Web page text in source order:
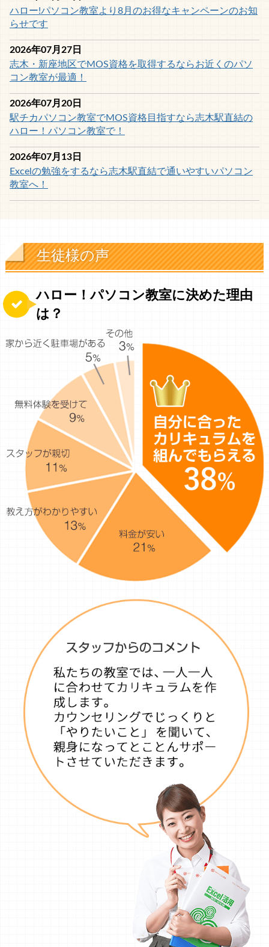
ハロー!パソコン教室より8月のお得なキャンペーンのお知
らせです
2026年07月27日
志木・新座地区でMOS資格を取得するならお近くのパソ
コン教室が最適！
2026年07月20日
駅チカパソコン教室でMOS資格目指すなら志木駅直結の
ハロー！パソコン教室で！
2026年07月13日
Excelの勉強をするなら志木駅直結で通いやすいパソコン
教室へ！
生徒様の声
ハロー！パソコン教室に決めた理由
は？